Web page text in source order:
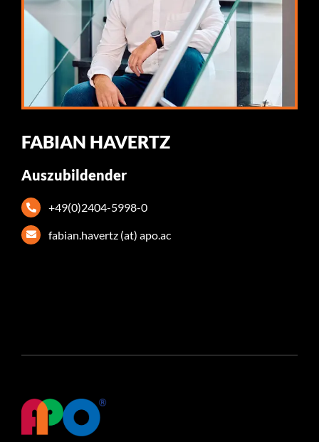
FABIAN HAVERTZ
Auszubildender
+49(0)2404-5998-0
fabian.havertz (at) apo.ac